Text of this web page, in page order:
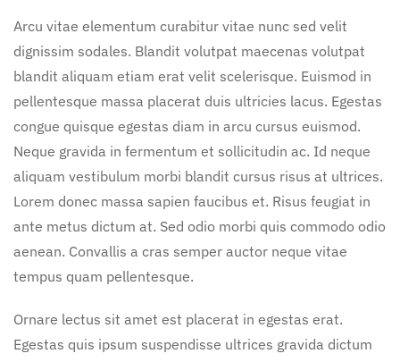
Arcu vitae elementum curabitur vitae nunc sed velit
dignissim sodales. Blandit volutpat maecenas volutpat
blandit aliquam etiam erat velit scelerisque. Euismod in
pellentesque massa placerat duis ultricies lacus. Egestas
congue quisque egestas diam in arcu cursus euismod.
Neque gravida in fermentum et sollicitudin ac. Id neque
aliquam vestibulum morbi blandit cursus risus at ultrices.
Lorem donec massa sapien faucibus et. Risus feugiat in
ante metus dictum at. Sed odio morbi quis commodo odio
aenean. Convallis a cras semper auctor neque vitae
tempus quam pellentesque.
Ornare lectus sit amet est placerat in egestas erat.
Egestas quis ipsum suspendisse ultrices gravida dictum